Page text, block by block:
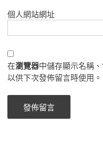
個人網站網址
在瀏覽器中儲存顯示名稱
以供下次發佈留言時使用。